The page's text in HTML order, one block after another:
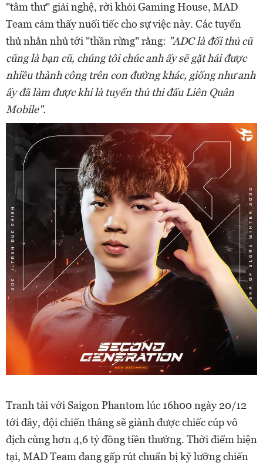
"tâm thư" giải nghệ, rời khỏi Gaming House, MAD
Team cảm thấy nuối tiếc cho sự việc này. Các tuyển
thủ nhắn nhủ tới "thần rừng" rằng: "ADC là đối thủ cũ
cũng là bạn cũ, chúng tôi chúc anh ấy sẽ gặt hái được
nhiều thành công trên con đường khác, giống như anh
ấy đã làm được khi là tuyển thủ thi đấu Liên Quân
Mobile".
Tranh tài với Saigon Phantom lúc 16h00 ngày 20/12
tới đây, đội chiến thắng sẽ giành được chiếc cúp vô
địch cùng hơn 4,6 tỷ đồng tiền thưởng. Thời điểm hiện
tại, MAD Team đang gấp rút chuẩn bị kỹ lưỡng chiến